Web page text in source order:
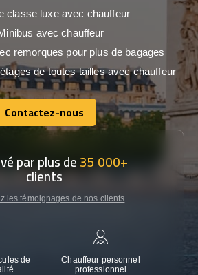
classe luxe avec chauffeur
avec chauffeur
remorques pour plus de bagages
de toutes tailles avec chauffeur
Contactez-nous
Contactez-nous
par plus de35 000+
clients
les témoignages de nos clients
de
Chauffeur personnel
professionnel